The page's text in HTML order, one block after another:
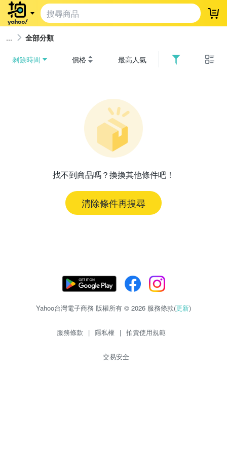
登
全部分類
剩餘時間 價格 最高人氣
找不到商品嗎？換換其他條件吧！
清除條件再搜尋
Yahoo台灣電子商務 版權所有 © 2026 服務條款(更新)
服務條款 | 隱私權 | 拍賣使用規範
交易安全